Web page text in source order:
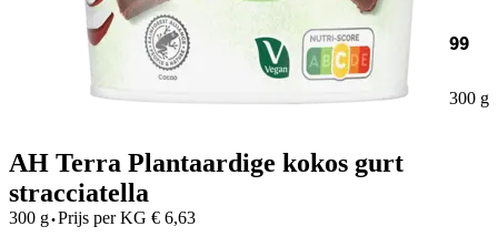
99
300 g
AH Terra Plantaardige kokos gurt
stracciatella
300 g·Prijs per KG € 6,63